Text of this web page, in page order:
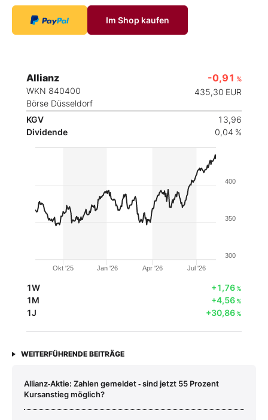
Im Shop kaufen
Allianz
WKN 840400
Börse Düsseldorf
-0,91 %
435,30 EUR
KGV
13,96
Dividende
0,04 %
Okt '25 Jan '26 Apr '26 Jul '26
300
350
400
1W +1,76%
1M +4,56%
1J +30,86%
WEITERFÜHRENDE BEITRÄGE
Allianz‑Aktie: Zahlen gemeldet ‑ sind jetzt 55 Prozent
Kursanstieg möglich?